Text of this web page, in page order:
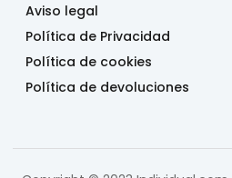
Aviso legal
Política de Privacidad
Política de cookies
Política de devoluciones